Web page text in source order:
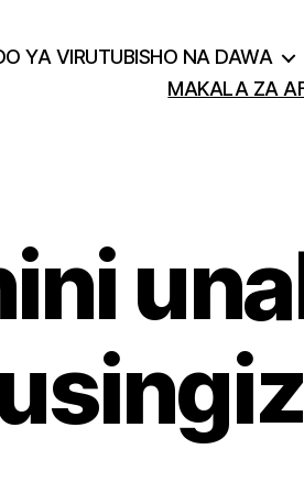
YA VIRUTUBISHO NA DAWA
MAKALA ZA